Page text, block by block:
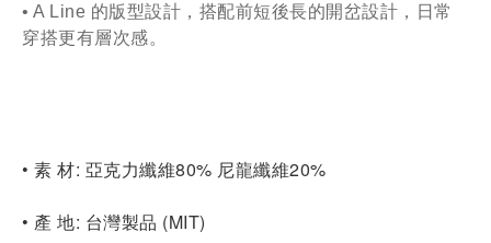
• A Line 的版型設計，搭配前短後長的開岔設計 ，日常
穿搭更有層次感。
• 素 材: 亞克力纖維80% 尼龍纖維20%
• 產 地: 台灣製品 (MIT)